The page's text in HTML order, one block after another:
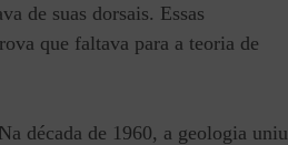
de suas dorsais. Essas
que faltava para a teoria de
Na década de 1960, a geologia uniu